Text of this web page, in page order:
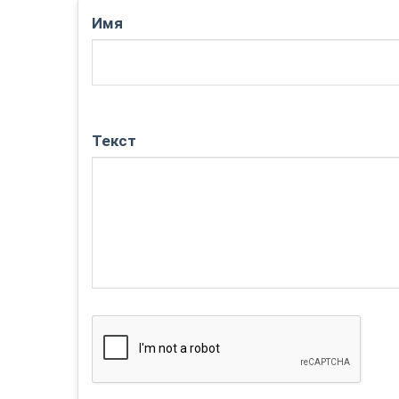
Имя
Текст